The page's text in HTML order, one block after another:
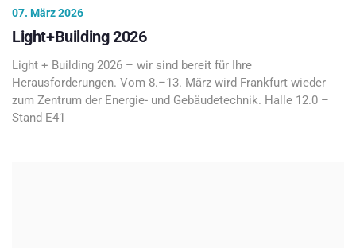
07. März 2026
Light+Building 2026
Light + Building 2026 – wir sind bereit für Ihre
Herausforderungen. Vom 8.–13. März wird Frankfurt wieder
zum Zentrum der Energie- und Gebäudetechnik. Halle 12.0 –
Stand E41